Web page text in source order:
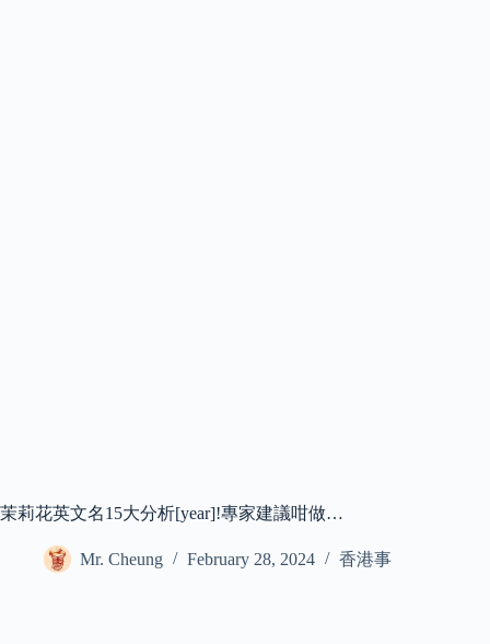
茉莉花英文名15大分析[year]!專家建議咁做…
Mr. Cheung February 28, 2024 香港事